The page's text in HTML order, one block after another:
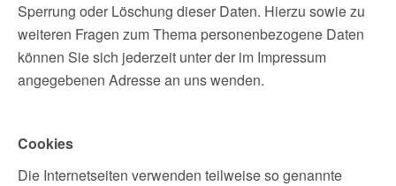
Sperrung oder Löschung dieser Daten. Hierzu sowie zu
weiteren Fragen zum Thema personenbezogene Daten
können Sie sich jederzeit unter der im Impressum
angegebenen Adresse an uns wenden.
Cookies
Die Internetseiten verwenden teilweise so genannte